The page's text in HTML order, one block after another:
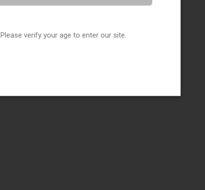
Please verify your age to enter our site.